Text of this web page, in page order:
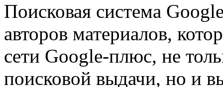
Поисковая система
авторов материалов,
сети Google-плюс, не
поисковой выдачи, но и